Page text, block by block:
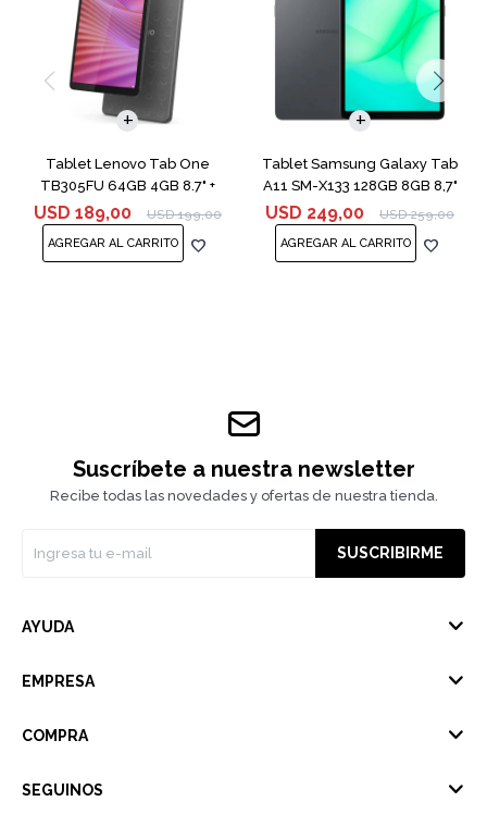
Tablet Lenovo Tab One
TB305FU 64GB 4GB 8.7" +
Funda
USD 189,00 USD 199,00
Tablet Samsung Galaxy Tab
A11 SM-X133 128GB 8GB 8,7"
Gray
USD 249,00 USD 259,00
Suscríbete a nuestra newsletter
Recibe todas las novedades y ofertas de nuestra tienda.
SUSCRIBIRME
AYUDA
EMPRESA
COMPRA
SEGUINOS